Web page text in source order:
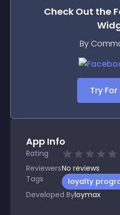
Check Out the
By
Try For
App Info
Rating
ReviewersNo reviews
Tags
loyalty
Developed Byloymax